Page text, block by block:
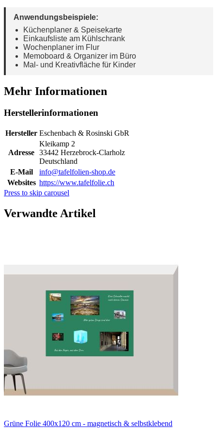
Anwendungsbeispiele:
Küchenplaner & Speisekarte
Einkaufsliste am Kühlschrank
Wochenplaner im Flur
Memoboard & Organizer im Büro
Mal- und Kreativfläche für Kinder
Mehr Informationen
Herstellerinformationen
Hersteller Eschenbach & Rosinski GbR
Adresse
Kleikamp 2
33442 Herzebrock-Clarholz
Deutschland
E-Mail
info@tafelfolien-shop.de
Websites https://www.tafelfolie.ch
Press to skip carousel
Verwandte Artikel
Grüne Folie 400x120 cm - magnetisch & selbstklebend